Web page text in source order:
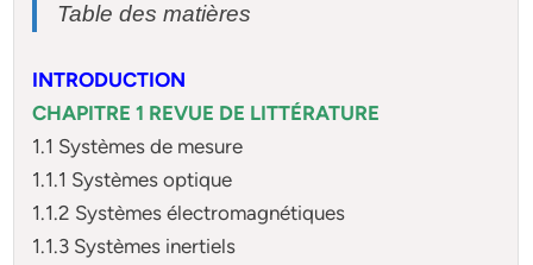
Table des matières
INTRODUCTION
CHAPITRE 1 REVUE DE LITTÉRATURE
1.1 Systèmes de mesure
1.1.1 Systèmes optique
1.1.2 Systèmes électromagnétiques
1.1.3 Systèmes inertiels